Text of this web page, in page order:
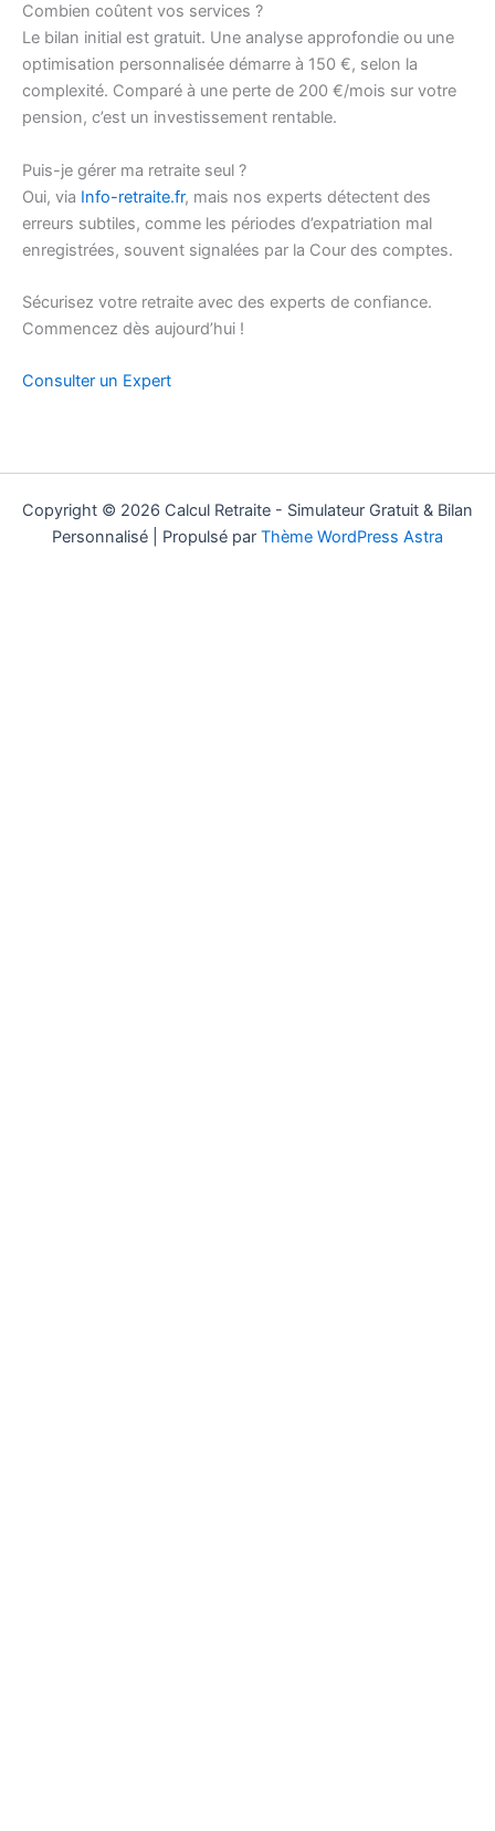
Combien coûtent vos services ?
Le bilan initial est gratuit. Une analyse approfondie ou une
optimisation personnalisée démarre à 150 €, selon la
complexité. Comparé à une perte de 200 €/mois sur votre
pension, c’est un investissement rentable.
Puis-je gérer ma retraite seul ?
Oui, via Info-retraite.fr, mais nos experts détectent des
erreurs subtiles, comme les périodes d’expatriation mal
enregistrées, souvent signalées par la Cour des comptes.
Sécurisez votre retraite avec des experts de confiance.
Commencez dès aujourd’hui !
Consulter un Expert
Copyright © 2026 Calcul Retraite - Simulateur Gratuit & Bilan
Personnalisé | Propulsé par Thème WordPress Astra